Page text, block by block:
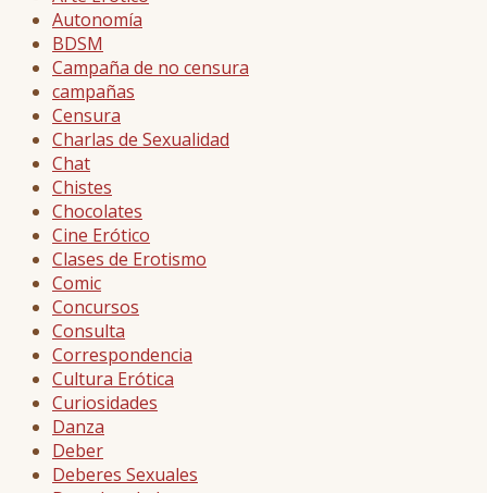
Autonomía
BDSM
Campaña de no censura
campañas
Censura
Charlas de Sexualidad
Chat
Chistes
Chocolates
Cine Erótico
Clases de Erotismo
Comic
Concursos
Consulta
Correspondencia
Cultura Erótica
Curiosidades
Danza
Deber
Deberes Sexuales